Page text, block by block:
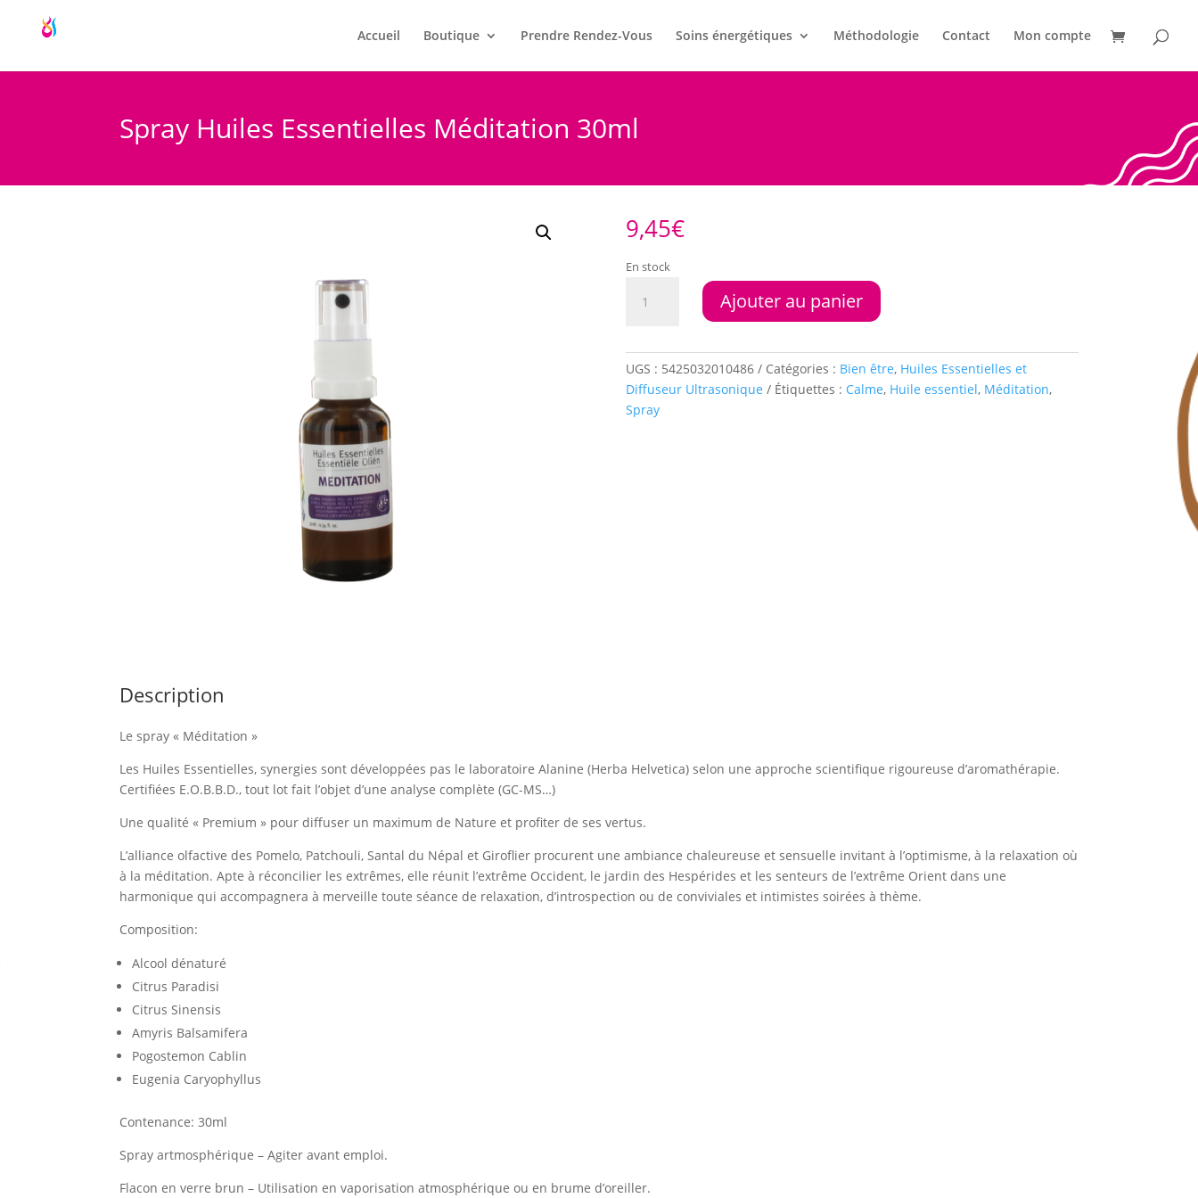
Accueil Boutique Prendre Rendez-Vous Soins énergétiques Méthodologie Contact Mon compte
Spray Huiles Essentielles Méditation 30ml
9,45€
En stock
Méditation
30ml
Ajouter au panier
UGS : 5425032010486 Catégories : Bien être, Huiles Essentielles et
Diffuseur Ultrasonique
Étiquettes : Calme, Huile essentiel, Méditation,
Spray
Description
Le spray « Méditation »
Les Huiles Essentielles, synergies sont développées pas le laboratoire Alanine (Herba Helvetica) selon une approche scientifique rigoureuse d’aromathérapie.
Certifiées E.O.B.B.D., tout lot fait l’objet d’une analyse complète (GC-MS…)
Une qualité « Premium » pour diffuser un maximum de Nature et profiter de ses vertus.
L’alliance olfactive des Pomelo, Patchouli, Santal du Népal et Giroflier procurent une ambiance chaleureuse et sensuelle invitant à l’optimisme, à la relaxation où
à la méditation. Apte à réconcilier les extrêmes, elle réunit l’extrême Occident, le jardin des Hespérides et les senteurs de l’extrême Orient dans une
harmonique qui accompagnera à merveille toute séance de relaxation, d’introspection ou de conviviales et intimistes soirées à thème.
Composition:
Alcool dénaturé
Citrus Paradisi
Citrus Sinensis
Amyris Balsamifera
Pogostemon Cablin
Eugenia Caryophyllus
Contenance: 30ml
Spray artmosphérique – Agiter avant emploi.
Flacon en verre brun – Utilisation en vaporisation atmosphérique ou en brume d’oreiller.